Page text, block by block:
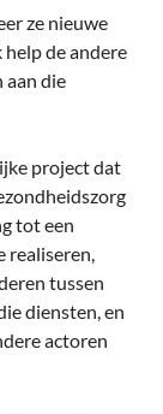
ze nieuwe
de andere
aan die
project dat
tot een
realiseren,
tussen
diensten, en
actoren